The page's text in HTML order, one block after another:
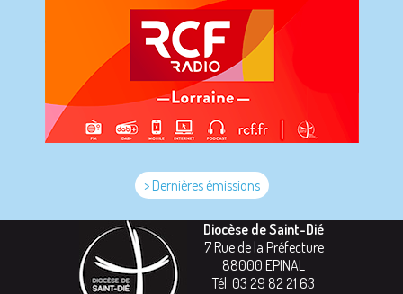
> Dernières émissions
Diocèse de Saint-Dié
7 Rue de la Préfecture
88000 EPINAL
Tél: 03 29 82 21 63